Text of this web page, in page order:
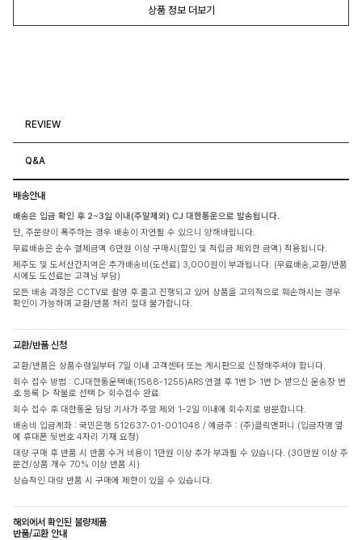
상품 정보 더보기
REVIEW
Q&A
배송안내
배송은 입금 확인 후 2~3일 이내(주말제외) CJ 대한통운으로 발송됩니다.
단, 주문량이 폭주하는 경우 배송이 지연될 수 있으니 양해바랍니다.
무료배송은 순수 결제금액 6만원 이상 구매시(할인 및 적립금 제외한 금액) 적용됩니다.
제주도 및 도서산간지역은 추가배송비(도선료) 3,000원이 부과됩니다. (무료배송,교환/반품
시에도 도선료는 고객님 부담)
모든 배송 과정은 CCTV로 촬영 후 출고 진행되고 있어 상품을 고의적으로 훼손하시는 경우
확인이 가능하며 교환/반품 처리 절대 불가합니다.
교환/반품 신청
교환/반품은 상품수령일부터 7일 이내 고객센터 또는 게시판으로 신청해주셔야 합니다.
회수 접수 방법 : CJ대한통운택배(1588-1255)ARS 연결 후 1번 ▷ 1번 ▷ 받으신 운송장 번
호 등록 ▷ 착불로 선택 ▷ 회수접수 완료
회수 접수 후 대한통운 담당 기사가 주말 제외 1-2일 이내에 회수지로 방문합니다.
배송비 입금계좌 : 국민은행 512637-01-001048 / 예금주 : (주)클릭앤퍼니 (입금자명 옆
에 휴대폰 뒷번호 4자리 기재 요청)
대량 구매 후 반품 시 반품 수거 비용이 1만원 이상 추가 부과될 수 있습니다. (30만원 이상 주
문건/상품 개수 70% 이상 반품 시)
상습적인 대량 반품 시 구매에 제한이 있을 수 있습니다.
해외에서 확인된 불량제품
반품/교환 안내